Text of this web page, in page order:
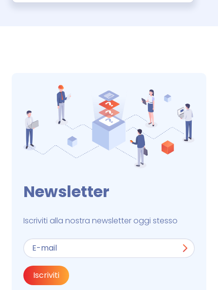
Newsletter
Iscriviti alla nostra newsletter oggi stesso
Iscriviti